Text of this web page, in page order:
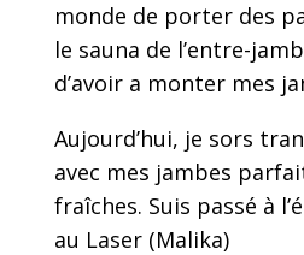
monde de porter des
le sauna de l’entre-
d’avoir a monter mes
Aujourd’hui, je sors
avec mes jambes
fraîches. Suis passé à
au Laser (Malika)